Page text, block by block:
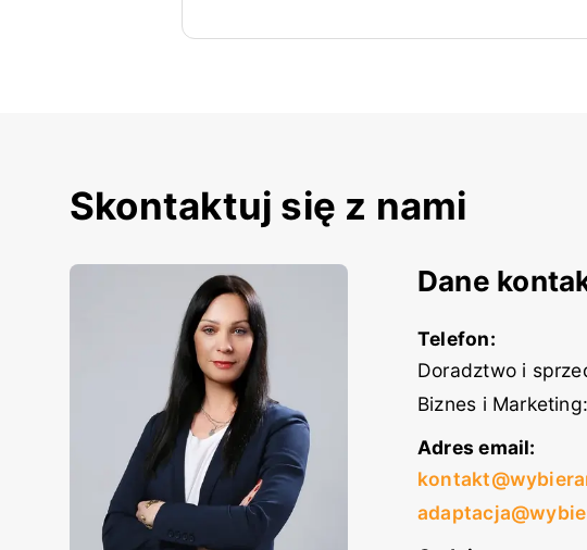
Skontaktuj się z nami
Dane
Telefon:
Doradztwo i
Biznes i Marketing:
Adres email: